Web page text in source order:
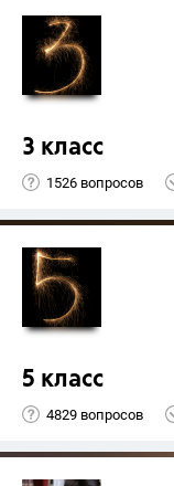
3 класс
1526 вопросов
5 класс
4829 вопросов